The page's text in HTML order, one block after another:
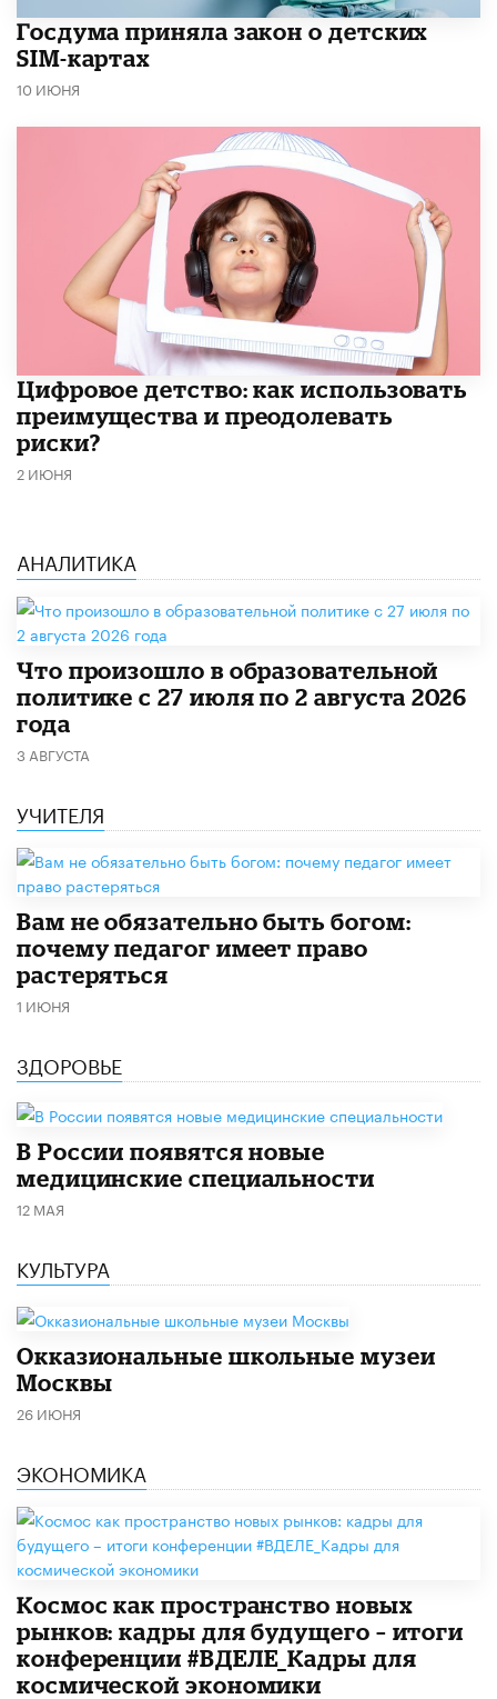
Госдума приняла закон о детских
SIM-картах
10 ИЮНЯ
​Цифровое детство: как использовать
преимущества и преодолевать
риски?
2 ИЮНЯ
АНАЛИТИКА
​Что произошло в образовательной
политике с 27 июля по 2 августа 2026
года
3 АВГУСТА
УЧИТЕЛЯ
​Вам не обязательно быть богом:
почему педагог имеет право
растеряться
1 ИЮНЯ
ЗДОРОВЬЕ
В России появятся новые
медицинские специальности
12 МАЯ
КУЛЬТУРА
​Окказиональные школьные музеи
Москвы
26 ИЮНЯ
ЭКОНОМИКА
Космос как пространство новых
рынков: кадры для будущего – итоги
конференции #ВДЕЛЕ_Кадры для
космической экономики